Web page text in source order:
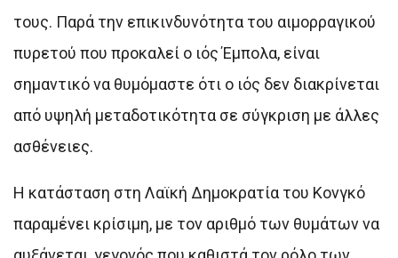
τους. Παρά την επικινδυνότητα του αιμορραγικού
πυρετού που προκαλεί ο ιός Έμπολα, είναι
σημαντικό να θυμόμαστε ότι ο ιός δεν διακρίνεται
από υψηλή μεταδοτικότητα σε σύγκριση με άλλες
ασθένειες.
Η κατάσταση στη Λαϊκή Δημοκρατία του Κονγκό
παραμένει κρίσιμη, με τον αριθμό των θυμάτων να